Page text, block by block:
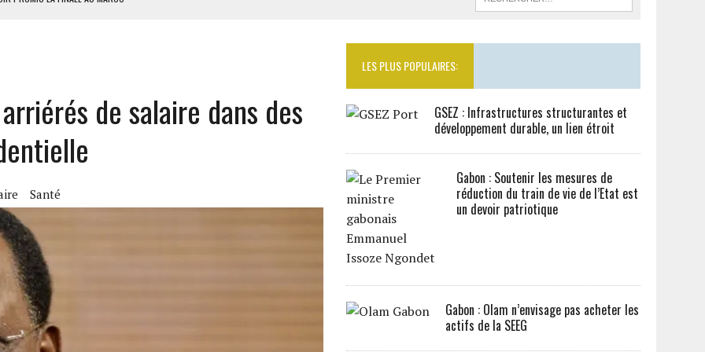
POUR SOUTENIR DIOMAYE FAYE
de salaire dans des
Santé
LES PLUS POPULAIRES:
GSEZ : Infrastructures structurantes et
développement durable, un lien étroit
Gabon : Soutenir les mesures de
réduction du train de vie de l’Etat est
un devoir patriotique
Gabon : Olam n’envisage pas acheter les
actifs de la SEEG